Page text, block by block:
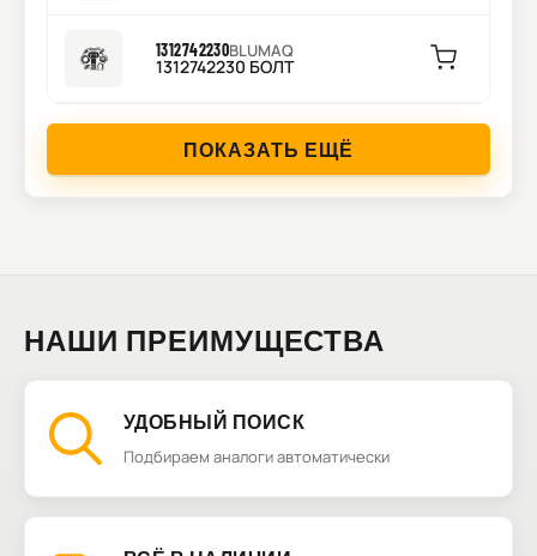
1312742230BLUMAQ
1312742230 БОЛТ
ПОКАЗАТЬ ЕЩЁ
НАШИ ПРЕИМУЩЕСТВА
УДОБНЫЙ ПОИСК
Подбираем аналоги автоматически